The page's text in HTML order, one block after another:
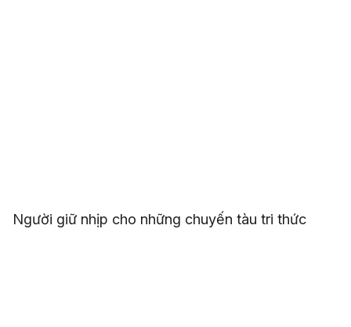
Người giữ nhịp cho những chuyến tàu tri thức